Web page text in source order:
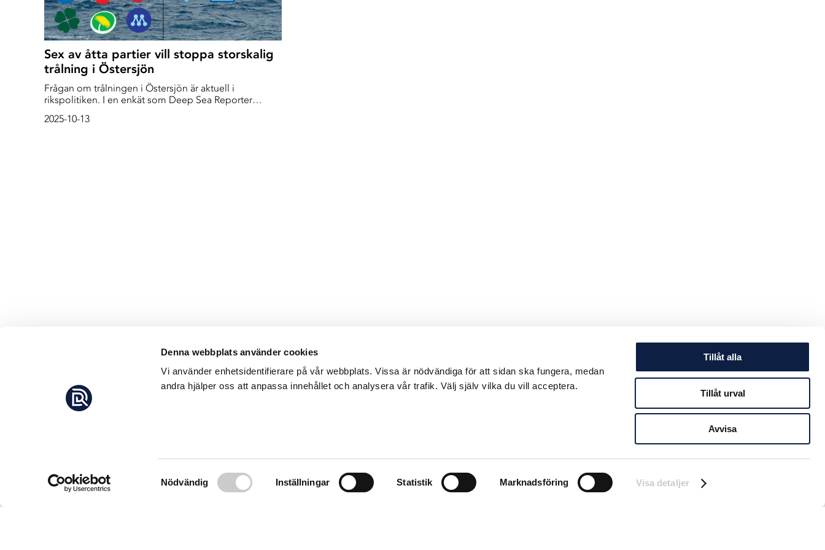
Denna webbplats använder cookies
Vi använder enhetsidentifierare på vår webbplats. Vissa är nödvändiga för att sidan ska fungera, medan
andra hjälper oss att anpassa innehållet och analysera vår trafik. Välj själv vilka du vill acceptera.
Samtyckesval
Nödvändig Inställningar Statistik Marknadsföring Visa detaljer
Tillåt alla
Tillåt urval
Avvisa
Sex av åtta partier vill stoppa storskalig
trålning i Östersjön
Frågan om trålningen i Östersjön är aktuell i
rikspolitiken. I en enkät som Deep Sea Reporter
Sverigedemokraterna och Kristdemokraterna att de i
2025-10-13